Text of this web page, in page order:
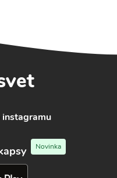
instagramu
Novinka